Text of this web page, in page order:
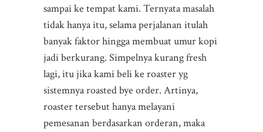
sampai ke tempat kami. Ternyata masalah
tidak hanya itu, selama perjalanan itulah
banyak faktor hingga membuat umur kopi
jadi berkurang. Simpelnya kurang fresh
lagi, itu jika kami beli ke roaster yg
sistemnya roasted bye order. Artinya,
roaster tersebut hanya melayani
pemesanan berdasarkan orderan, maka